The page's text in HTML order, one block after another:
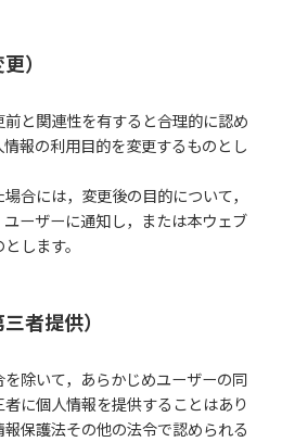
）
と関連性を有すると合理的に認め
報の利用目的を変更するものとし
合には，変更後の目的について，
ーザーに通知し，または本ウェブ
します。
者提供）
除いて，あらかじめユーザーの同
に個人情報を提供することはあり
保護法その他の法令で認められる